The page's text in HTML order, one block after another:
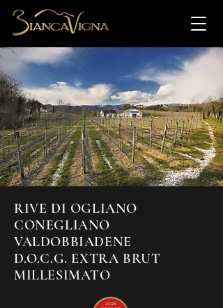
RIVE DI OGLIANO
CONEGLIANO
VALDOBBIADENE
D.O.C.G. EXTRA BRUT
MILLESIMATO